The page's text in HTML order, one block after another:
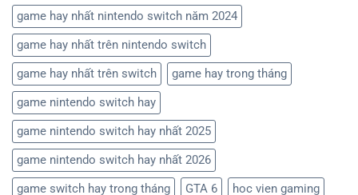
game hay nhất nintendo switch năm 2024
game hay nhất trên nintendo switch
game hay nhất trên switch
game hay trong tháng
game nintendo switch hay
game nintendo switch hay nhất 2025
game nintendo switch hay nhất 2026
game switch hay trong tháng
GTA 6
hoc vien gaming